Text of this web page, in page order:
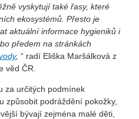
vyskytují také řasy, které
ekosystémů. Přesto je
aktuální informace hygieniků i
předem na stránkách
, “ radí Eliška Maršálková z
věd ČR.
za určitých podmínek
způsobit podráždění pokožky,
bývají zejména malé děti,